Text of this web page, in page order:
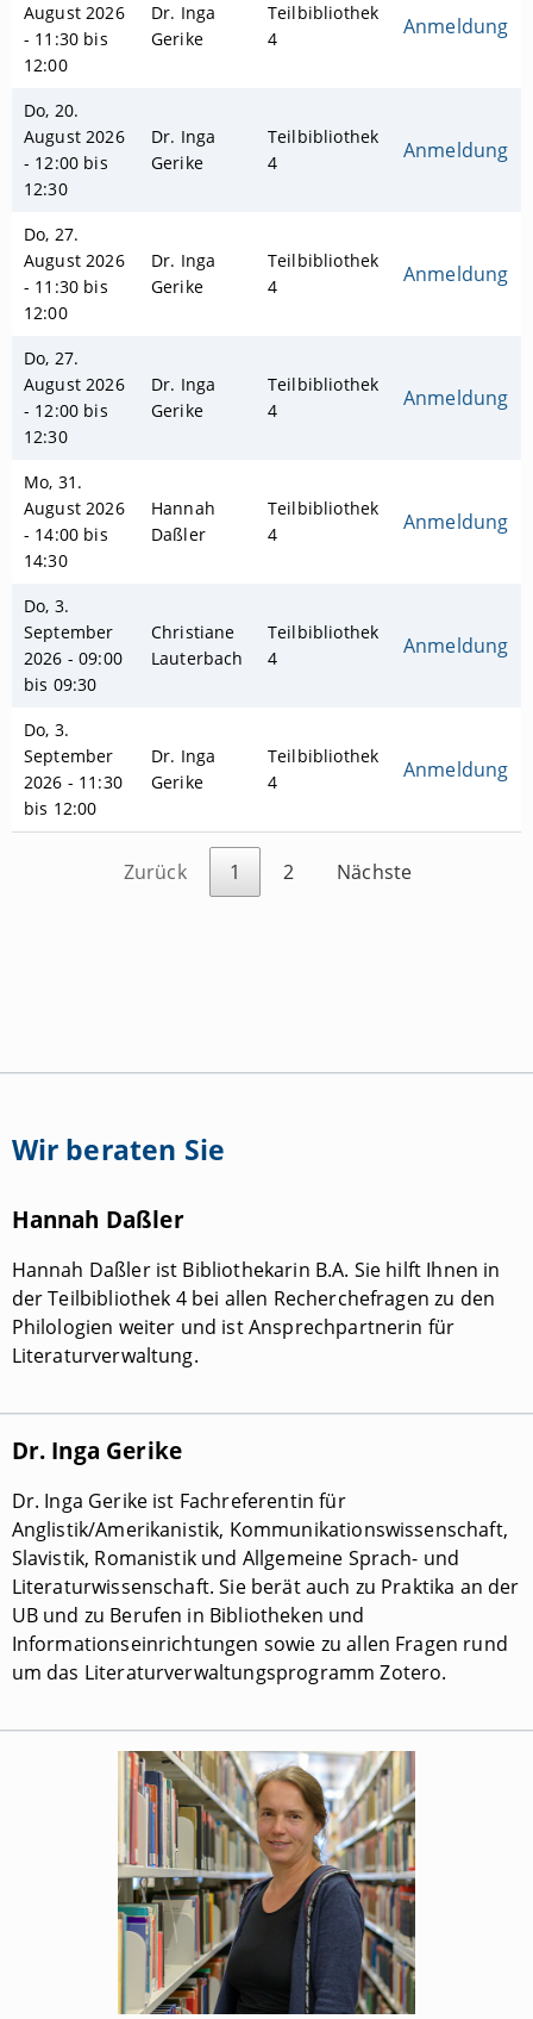
August 2026
- 11:30 bis
12:00
Dr. Inga
Gerike
Teilbibliothek
4
Anmeldung
Do, 20.
August 2026
- 12:00 bis
12:30
Dr. Inga
Gerike
Teilbibliothek
4
Anmeldung
Do, 27.
August 2026
- 11:30 bis
12:00
Dr. Inga
Gerike
Teilbibliothek
4
Anmeldung
Do, 27.
August 2026
- 12:00 bis
12:30
Dr. Inga
Gerike
Teilbibliothek
4
Anmeldung
Mo, 31.
August 2026
- 14:00 bis
14:30
Hannah
Daßler
Teilbibliothek
4
Anmeldung
Do, 3.
September
2026 - 09:00
bis 09:30
Christiane
Lauterbach
Teilbibliothek
4
Anmeldung
Do, 3.
September
2026 - 11:30
bis 12:00
Dr. Inga
Gerike
Teilbibliothek
4
Anmeldung
Zurück 1 2 Nächste
Wir beraten Sie
Hannah Daßler
Hannah Daßler ist Bibliothekarin B.A. Sie hilft Ihnen in
der Teilbibliothek 4 bei allen Recherchefragen zu den
Philologien weiter und ist Ansprechpartnerin für
Literaturverwaltung.
Dr. Inga Gerike
Dr. Inga Gerike ist Fachreferentin für
Anglistik/Amerikanistik, Kommunikationswissenschaft,
Slavistik, Romanistik und Allgemeine Sprach- und
Literaturwissenschaft. Sie berät auch zu Praktika an der
UB und zu Berufen in Bibliotheken und
Informationseinrichtungen sowie zu allen Fragen rund
um das Literaturverwaltungsprogramm Zotero.